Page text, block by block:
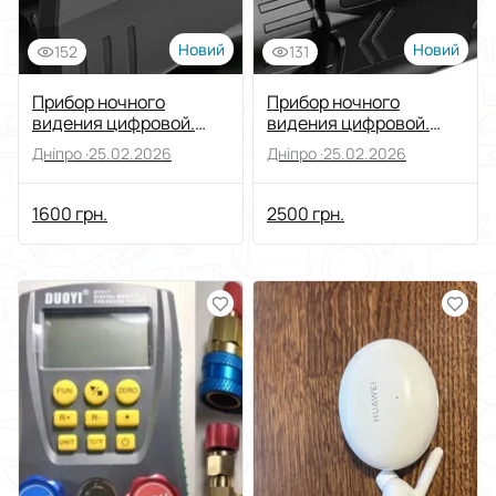
152 Новий
Прибор ночного
видения цифровой.
Монокуляр
Дніпро ·25.02.2026
1600 грн.
131 Новий
Прибор ночного
видения цифровой.
Монокуляр. WiFi
Дніпро ·25.02.2026
2500 грн.